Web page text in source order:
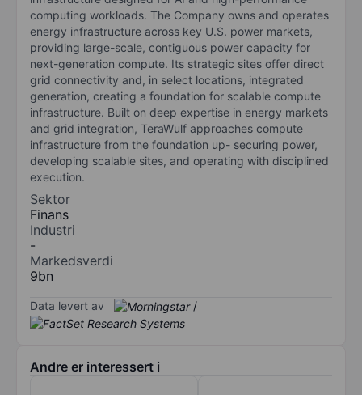
computing workloads. The Company owns and operates
energy infrastructure across key U.S. power markets,
providing large-scale, contiguous power capacity for
next-generation compute. Its strategic sites offer direct
grid connectivity and, in select locations, integrated
generation, creating a foundation for scalable compute
infrastructure. Built on deep expertise in energy markets
and grid integration, TeraWulf approaches compute
infrastructure from the foundation up- securing power,
developing scalable sites, and operating with disciplined
execution.
Sektor
Finans
Industri
-
Markedsverdi
9bn
Data levert av /
Andre er interessert i